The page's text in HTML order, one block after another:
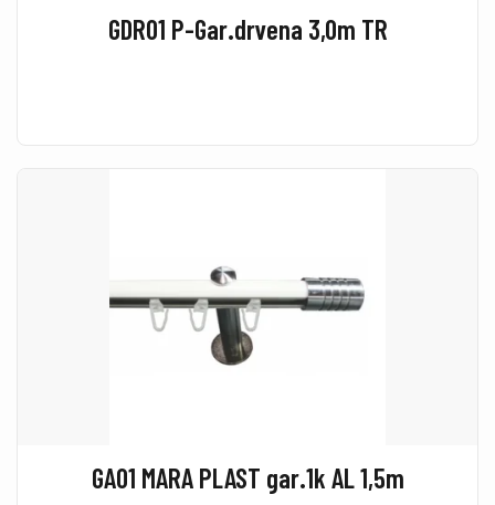
GDR01 P-Gar.drvena 3,0m TR
GA01 MARA PLAST gar.1k AL 1,5m